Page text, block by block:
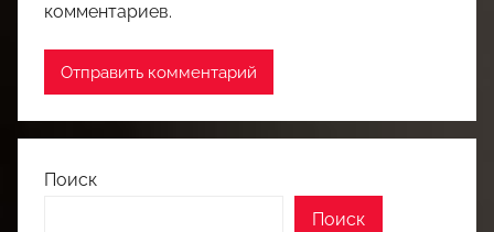
комментариев.
Поиск
Поиск